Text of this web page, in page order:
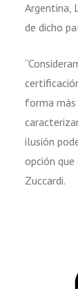
Argentina,
de dicho
forma
ilusión
opción que
Zuccardi.